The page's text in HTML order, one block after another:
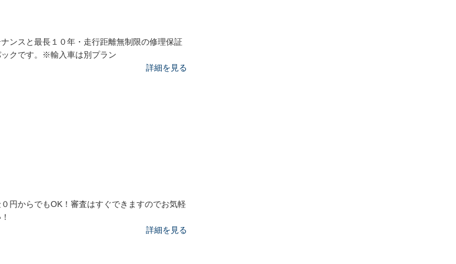
ンスと最長１０年・走行距離無制限の修理保証
クです。※輸入車は別プラン
詳細を見る
円からでもOK！審査はすぐできますのでお気軽
詳細を見る